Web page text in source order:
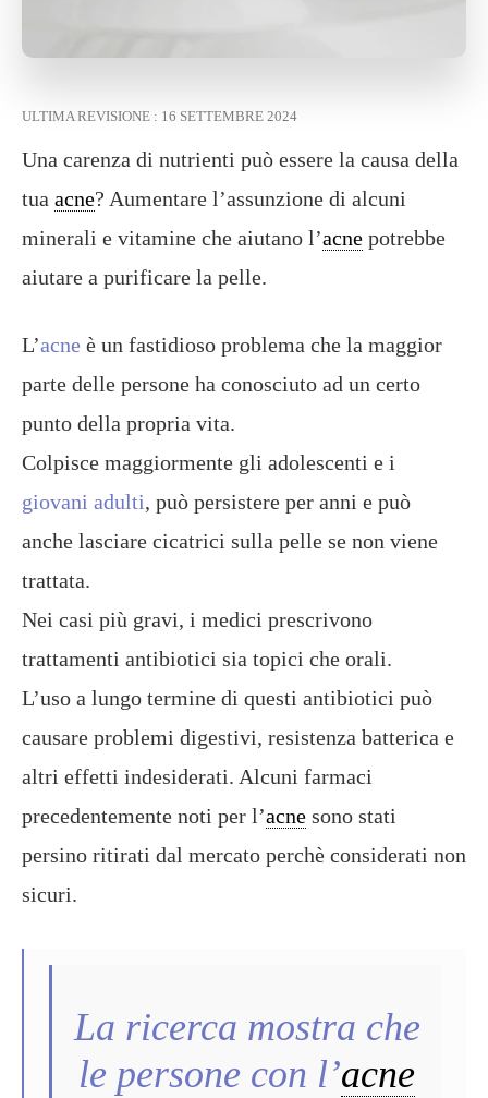
ULTIMA REVISIONE : 16 SETTEMBRE 2024
Una carenza di nutrienti può essere la causa della
tua acne? Aumentare l’assunzione di alcuni
minerali e vitamine che aiutano l’acne potrebbe
aiutare a purificare la pelle.
L’acne è un fastidioso problema che la maggior
parte delle persone ha conosciuto ad un certo
punto della propria vita.
Colpisce maggiormente gli adolescenti e i
giovani adulti, può persistere per anni e può
anche lasciare cicatrici sulla pelle se non viene
trattata.
Nei casi più gravi, i medici prescrivono
trattamenti antibiotici sia topici che orali.
L’uso a lungo termine di questi antibiotici può
causare problemi digestivi, resistenza batterica e
altri effetti indesiderati. Alcuni farmaci
precedentemente noti per l’acne sono stati
persino ritirati dal mercato perchè considerati non
sicuri.
La ricerca mostra che
le persone con l’acne